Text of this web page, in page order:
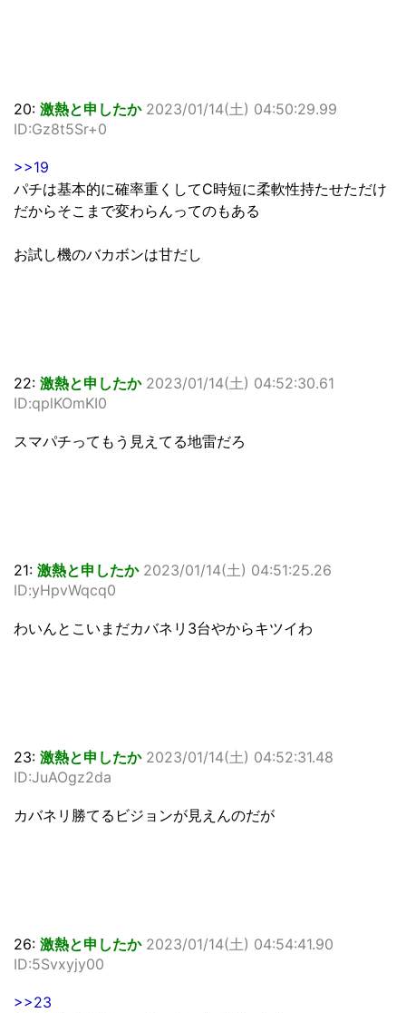
20: 激熱と申したか 2023/01/14(土) 04:50:29.99
ID:Gz8t5Sr+0
>>19
パチは基本的に確率重くしてC時短に柔軟性持たせただけ
だからそこまで変わらんってのもある
お試し機のバカボンは甘だし
22: 激熱と申したか 2023/01/14(土) 04:52:30.61
ID:qplKOmKI0
スマパチってもう見えてる地雷だろ
21: 激熱と申したか 2023/01/14(土) 04:51:25.26
ID:yHpvWqcq0
わいんとこいまだカバネリ3台やからキツイわ
23: 激熱と申したか 2023/01/14(土) 04:52:31.48
ID:JuAOgz2da
カバネリ勝てるビジョンが見えんのだが
26: 激熱と申したか 2023/01/14(土) 04:54:41.90
ID:5Svxyjy00
>>23